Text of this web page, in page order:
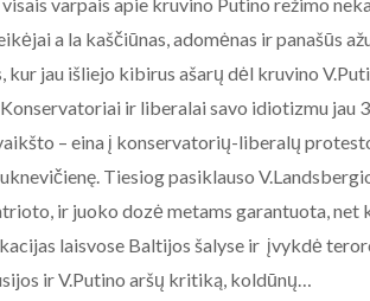
varpais apie kruvino Putino režimo
a la kaščiūnas, adomėnas ir panašūs
kur jau išliejo kibirus ašarų dėl kruvino
ir liberalai savo idiotizmu jau
– eina į konservatorių-liberalų
Tiesiog pasiklauso
ir juoko dozė metams garantuota,
laisvose Baltijos šalyse ir įvykdė
ir V.Putino aršų kritiką, koldūnų…